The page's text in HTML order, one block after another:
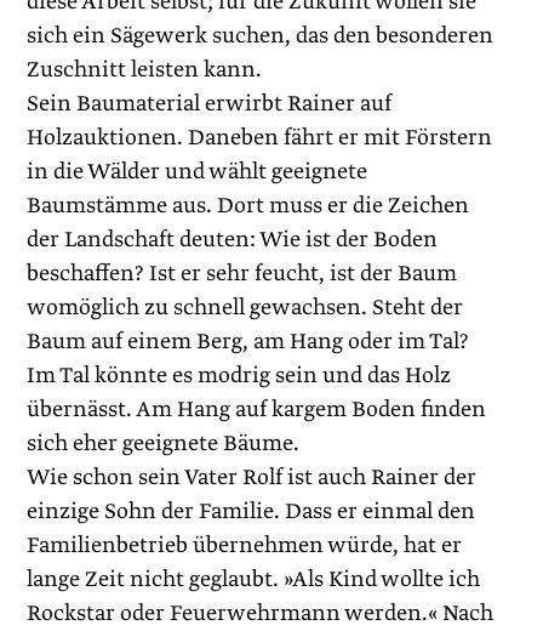
sich ein Sägewerk suchen, das den besonderen
Zuschnitt leisten kann.
Sein Baumaterial erwirbt Rainer auf
Holzauktionen. Daneben fährt er mit Förstern
in die Wälder und wählt geeignete
Baumstämme aus. Dort muss er die Zeichen
der Landschaft deuten: Wie ist der Boden
beschaffen? Ist er sehr feucht, ist der Baum
womöglich zu schnell gewachsen. Steht der
Baum auf einem Berg, am Hang oder im Tal?
Im Tal könnte es modrig sein und das Holz
übernässt. Am Hang auf kargem Boden finden
sich eher geeignete Bäume.
Wie schon sein Vater Rolf ist auch Rainer der
einzige Sohn der Familie. Dass er einmal den
Familienbetrieb übernehmen würde, hat er
lange Zeit nicht geglaubt. »Als Kind wollte ich
Rockstar oder Feuerwehrmann werden.« Nach